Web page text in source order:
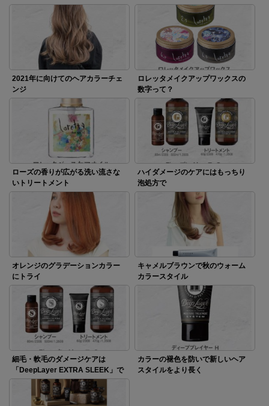
2021年に向けてのヘアカラーチェ
ンジ
ロレッタメイクアップワックスの
数字って？
ローズの香りが広がる洗い流さな
いトリートメント
ハイダメージのケアにはもっちり
泡処方で
オレンジのグラデーションカラー
にトライ
キャメルブラウンで秋のウォーム
カラースタイル
細毛・軟毛のダメージケアは
「DeepLayer EXTRA SLEEK」で
カラーの褪色を防いで新しいヘア
スタイルをより長く